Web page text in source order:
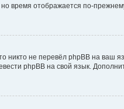
время отображается по-
не перевёл phpBB на
phpBB на свой язык.